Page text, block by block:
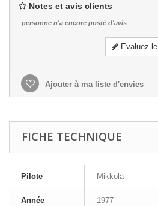
Notes et avis clients
personne n'a encore posté d'avis
Evaluez-le
Ajouter à ma liste d'envies
FICHE TECHNIQUE
Pilote Mikkola
Année 1977